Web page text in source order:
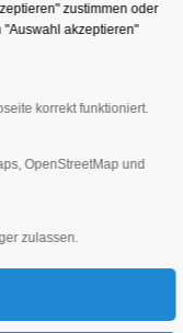
Mitmach-
zustimmen oder
"Auswahl akzeptieren"
korrekt funktioniert.
OpenStreetMap und
zulassen.